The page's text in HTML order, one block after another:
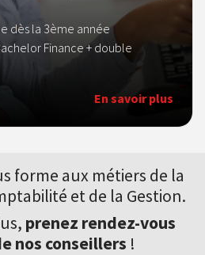
dès la 3ème année
Finance + double
En savoir plus
forme aux métiers de la
et de la Gestion.
prenez rendez-vous
nos conseillers !